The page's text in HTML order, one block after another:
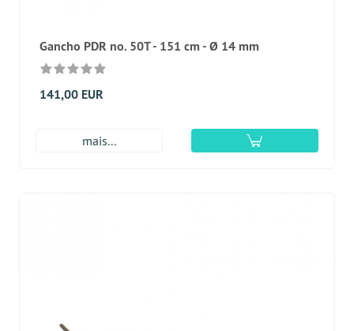
Gancho PDR no. 50T - 151 cm - Ø 14 mm
141,00 EUR
mais...